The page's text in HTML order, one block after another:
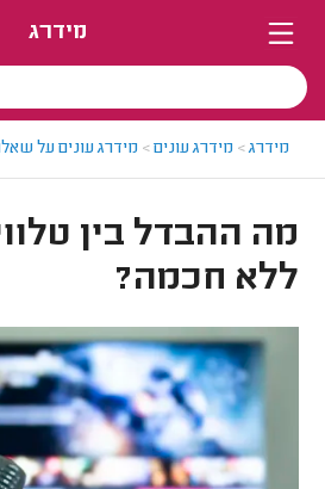
מידרג
מידרג> מידרג עונים> מידרג עונים על
מה ההבדל בין
ללא חכמה?